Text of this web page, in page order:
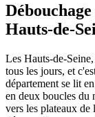
Hauts-de-
Les Hauts-de-
tous les jours, et
département se lit
en deux boucles du
vers les plateaux de